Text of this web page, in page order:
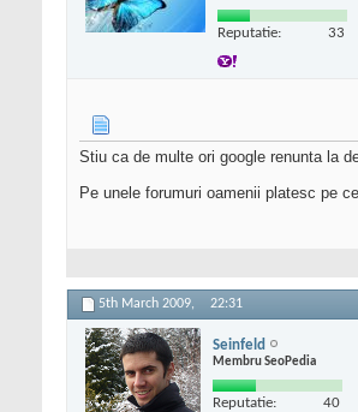
Reputatie: 33
Stiu ca de multe ori google renunta la
Pe unele forumuri oamenii platesc pe
5th March 2009, 22:31
Seinfeld
Membru SeoPedia
Reputatie: 40